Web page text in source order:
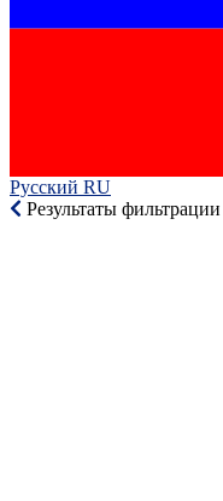
Русский RU‎
Результаты фильтрации